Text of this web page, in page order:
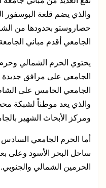
والذي يضم قلعة البوسفور
حصاروستو بحدودها من
الجامعي أقدم مباني
يحتوي الحرم الشمالي
الجامعي على مرافق جديدة
الجامعي الخامس على
والذي يعد موطناً لشبكة
ومركز الأبحاث الشهير
أما الحرم الجامعي
الحرمين الشمالي والجنوبي.